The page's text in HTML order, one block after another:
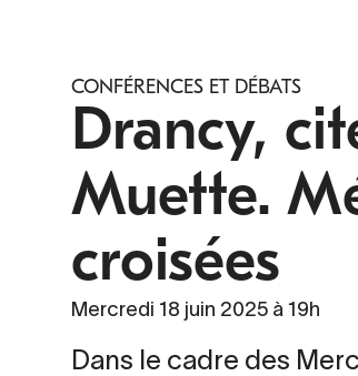
CONFÉRENCES ET DÉBATS
Drancy,
Muette.
croisées
Mercredi 18 juin 2025 à 19h
Dans le cadre des